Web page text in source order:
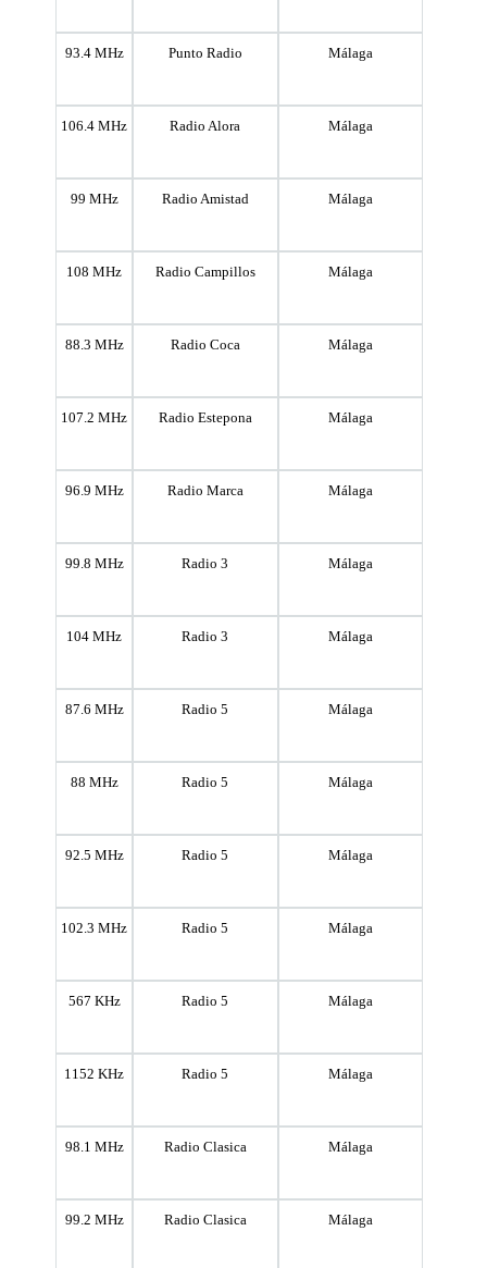
93.4 MHz Punto Radio Málaga
106.4 MHz Radio Alora Málaga
99 MHz Radio Amistad Málaga
108 MHz Radio Campillos Málaga
88.3 MHz Radio Coca Málaga
107.2 MHz Radio Estepona Málaga
96.9 MHz Radio Marca Málaga
99.8 MHz Radio 3 Málaga
104 MHz Radio 3 Málaga
87.6 MHz Radio 5 Málaga
88 MHz Radio 5 Málaga
92.5 MHz Radio 5 Málaga
102.3 MHz Radio 5 Málaga
567 KHz Radio 5 Málaga
1152 KHz Radio 5 Málaga
98.1 MHz Radio Clasica Málaga
99.2 MHz Radio Clasica Málaga